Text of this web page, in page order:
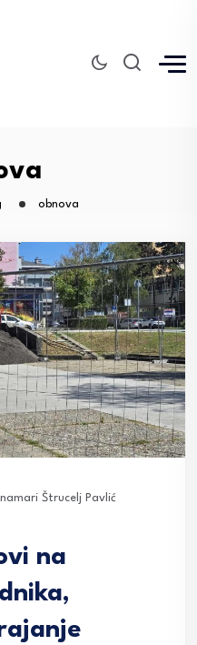
obnova
Štrucelj Pavlić
na